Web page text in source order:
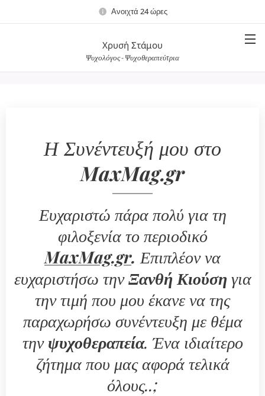
Ανοιχτά 24 ώρες
Χρυσή Στάμου
Ψυχολόγος - Ψυχοθεραπεύτρια
Η Συνέντευξή μου στο
MaxMag.gr
Ευχαριστώ πάρα πολύ για τη
φιλοξενία το περιοδικό
MaxMag.gr. Επιπλέον να
ευχαριστήσω τηνΞανθή Κιούση για
την τιμή που μου έκανε να της
παραχωρήσω συνέντευξη με θέμα
τηνψυχοθεραπεία. Ένα ιδιαίτερο
ζήτημα που μας αφορά τελικά
όλους..;